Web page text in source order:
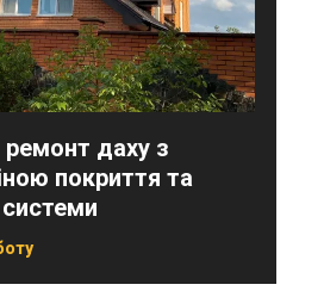
ремонт даху з
покриття та
системи